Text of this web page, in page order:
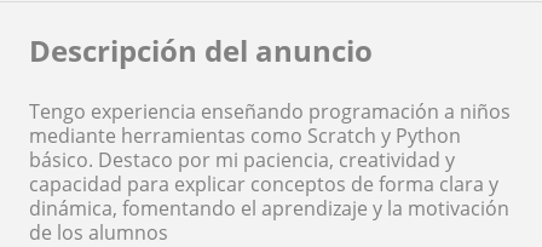
Descripción del anuncio
Tengo experiencia enseñando programación a niños
mediante herramientas como Scratch y Python
básico. Destaco por mi paciencia, creatividad y
capacidad para explicar conceptos de forma clara y
dinámica, fomentando el aprendizaje y la motivación
de los alumnos